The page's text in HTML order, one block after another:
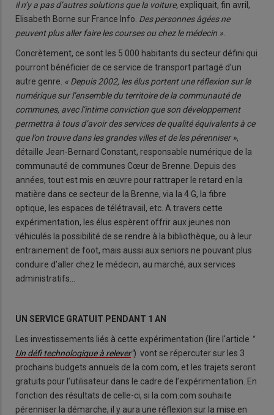
il n’y a pas d’autres solutions que la voiture, expliquait, fin avril,
Elisabeth Borne sur France Info. Des personnes âgées ne
peuvent plus aller faire les courses ou chez le médecin »
Concrètement, ce sont les 5 000 habitants du secteur défini qui
pourront bénéficier de ce service de transport partagé d’un
autre genre. « Depuis 2002, les élus portent une réflexion sur le
numérique sur l’ensemble du territoire de la communauté de
communes, avec l’intime conviction que son développement
permettra à tous d’avoir des services de qualité équivalents à ce
que l’on trouve dans les grandes villes et de les pérenniser »,
détaille Jean-Bernard Constant, responsable numérique de la
communauté de communes Cœur de Brenne. Depuis des
années, tout est mis en œuvre pour rattraper le retard en la
matière dans ce secteur de la Brenne, via la 4 G, la fibre
optique, les espaces de télétravail, etc. A travers cette
expérimentation, les élus espèrent offrir aux jeunes non
véhiculés la possibilité de se rendre à la bibliothèque, ou à leur
entrainement de foot, mais aussi aux seniors ne pouvant plus
conduire d’aller chez le médecin, au marché, aux services
administratifs…
UN SERVICE GRATUIT PENDANT 1 AN
Les investissements liés à cette expérimentation (lire l'article "
Un défi technologique à relever") vont se répercuter sur les 3
prochains budgets annuels de la com.com, et les trajets seront
gratuits pour l’utilisateur dans le cadre de l’expérimentation. En
fonction des résultats de celle-ci, si la com.com souhaite
pérenniser la démarche, il y aura une réflexion sur la mise en